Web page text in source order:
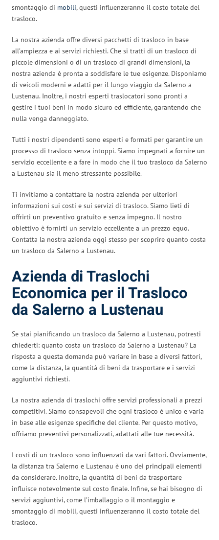
smontaggio di mobili, questi influenzeranno il costo totale del
trasloco.
La nostra azienda offre diversi pacchetti di trasloco in base
all’ampiezza e ai servizi richiesti. Che si tratti di un trasloco di
piccole dimensioni o di un trasloco di grandi dimensioni, la
nostra azienda è pronta a soddisfare le tue esigenze. Disponiamo
di veicoli moderni e adatti per il lungo viaggio da Salerno a
Lustenau. Inoltre, i nostri esperti traslocatori sono pronti a
gestire i tuoi beni in modo sicuro ed efficiente, garantendo che
nulla venga danneggiato.
Tutti i nostri dipendenti sono esperti e formati per garantire un
processo di trasloco senza intoppi. Siamo impegnati a fornire un
servizio eccellente e a fare in modo che il tuo trasloco da Salerno
a Lustenau sia il meno stressante possibile.
Ti invitiamo a contattare la nostra azienda per ulteriori
informazioni sui costi e sui servizi di trasloco. Siamo lieti di
offrirti un preventivo gratuito e senza impegno. Il nostro
obiettivo è fornirti un servizio eccellente a un prezzo equo.
Contatta la nostra azienda oggi stesso per scoprire quanto costa
un trasloco da Salerno a Lustenau.
Azienda di Traslochi
Economica per il Trasloco
da Salerno a Lustenau
Se stai pianificando un trasloco da Salerno a Lustenau, potresti
chiederti: quanto costa un trasloco da Salerno a Lustenau? La
risposta a questa domanda può variare in base a diversi fattori,
come la distanza, la quantità di beni da trasportare e i servizi
aggiuntivi richiesti.
La nostra azienda di traslochi offre servizi professionali a prezzi
competitivi. Siamo consapevoli che ogni trasloco è unico e varia
in base alle esigenze specifiche del cliente. Per questo motivo,
offriamo preventivi personalizzati, adattati alle tue necessità.
I costi di un trasloco sono influenzati da vari fattori. Ovviamente,
la distanza tra Salerno e Lustenau è uno dei principali elementi
da considerare. Inoltre, la quantità di beni da trasportare
influisce notevolmente sul costo finale. Infine, se hai bisogno di
servizi aggiuntivi, come l’imballaggio o il montaggio e
smontaggio di mobili, questi influenzeranno il costo totale del
trasloco.